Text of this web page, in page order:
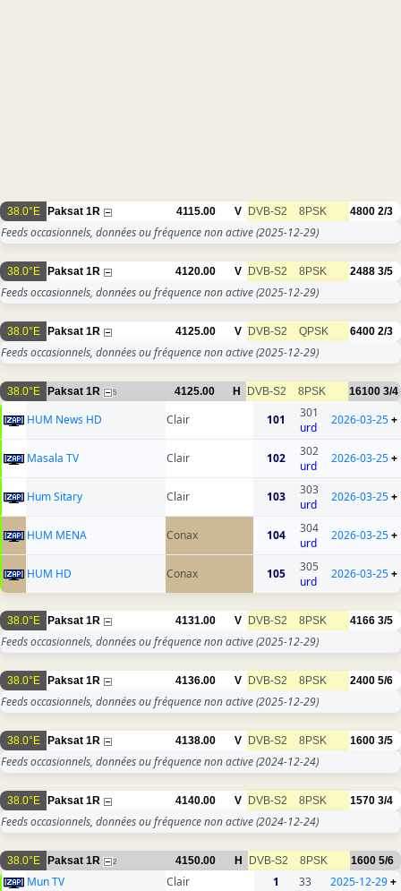
38.0°E Paksat 1R 4115.00 V DVB-S2 8PSK 4800 2/3
Feeds occasionnels, données ou fréquence non active(2025-12-29)
38.0°E Paksat 1R 4120.00 V DVB-S2 8PSK 2488 3/5
Feeds occasionnels, données ou fréquence non active(2025-12-29)
38.0°E Paksat 1R 4125.00 V DVB-S2 QPSK 6400 2/3
Feeds occasionnels, données ou fréquence non active(2025-12-29)
38.0°E Paksat 1R 5 4125.00 H DVB-S2 8PSK 16100 3/4
HUM News HD Clair 101
301
urd
2026-03-25+
Masala TV Clair 102
302
urd
2026-03-25+
Hum Sitary Clair 103
303
urd
2026-03-25+
HUM MENA Conax 104
304
urd
2026-03-25+
HUM HD Conax 105
305
urd
2026-03-25+
38.0°E Paksat 1R 4131.00 V DVB-S2 8PSK 4166 3/5
Feeds occasionnels, données ou fréquence non active(2025-12-29)
38.0°E Paksat 1R 4136.00 V DVB-S2 8PSK 2400 5/6
Feeds occasionnels, données ou fréquence non active(2025-12-29)
38.0°E Paksat 1R 4138.00 V DVB-S2 8PSK 1600 3/5
Feeds occasionnels, données ou fréquence non active(2024-12-24)
38.0°E Paksat 1R 4140.00 V DVB-S2 8PSK 1570 3/4
Feeds occasionnels, données ou fréquence non active(2024-12-24)
38.0°E Paksat 1R 2 4150.00 H DVB-S2 8PSK 1600 5/6
Mun TV Clair 1 33 2025-12-29+